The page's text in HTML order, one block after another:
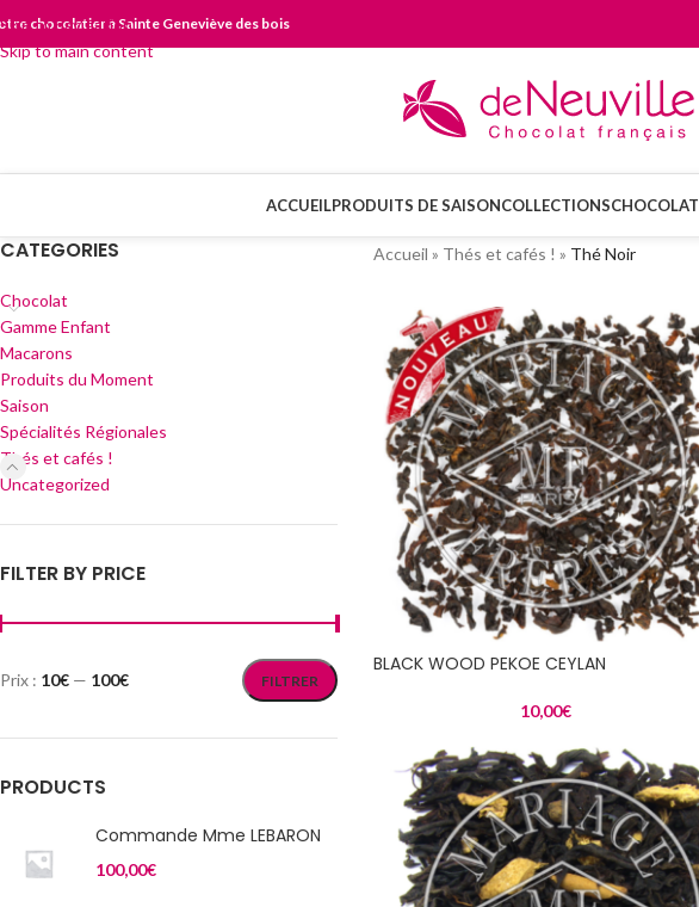
Skip to navigation
Skip to main content
chocolatier à Sainte Geneviève des bois
ACCUEILPRODUITS DE SAISONCOLLECTIONSCHOCOLAT
CATEGORIES
Chocolat
Gamme Enfant
Macarons
Produits du Moment
Saison
Spécialités Régionales
Thés et cafés !
Uncategorized
FILTER BY PRICE
FILTRER
Prix : 10€ — 100€
PRODUCTS
Commande Mme LEBARON
100,00€
Accueil » Thés et cafés ! » Thé Noir
BLACK WOOD PEKOE CEYLAN
10,00€